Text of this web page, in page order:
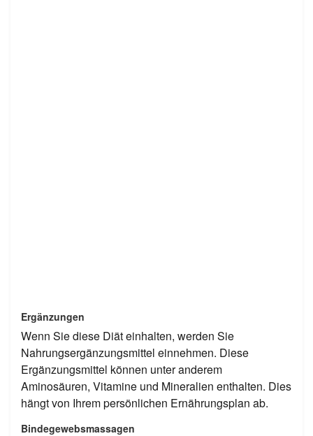
Ergänzungen
Wenn Sie diese Diät einhalten, werden Sie
Nahrungsergänzungsmittel einnehmen. Diese
Ergänzungsmittel können unter anderem
Aminosäuren, Vitamine und Mineralien enthalten. Dies
hängt von Ihrem persönlichen Ernährungsplan ab.
Bindegewebsmassagen